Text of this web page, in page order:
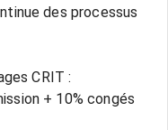
des processus
CRIT :
+ 10% congés